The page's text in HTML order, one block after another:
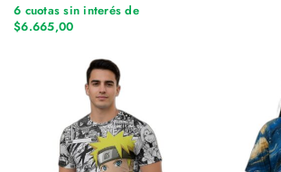
6 cuotas sin interés de
$6.665,00